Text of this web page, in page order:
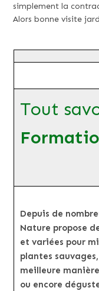
simplement la
Alors bonne visite
Tout
Depuis de
Nature propose
et variées pour
plantes
meilleure
ou encore